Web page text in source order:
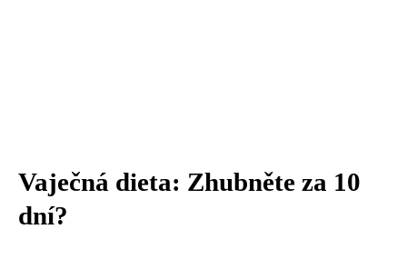
Vaječná dieta: Zhubněte za 10
dní?